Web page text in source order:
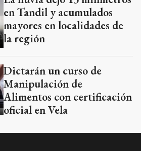
en Tandil y acumulados
mayores en localidades de
la región
Dictarán un curso de
Manipulación de
Alimentos con certificación
oficial en Vela